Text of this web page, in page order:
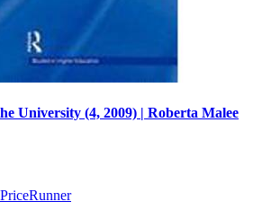
University (4, 2009) | Roberta Malee